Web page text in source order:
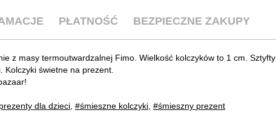
PŁATNOŚĆ BEZPIECZNE ZAKUPY
z masy termoutwardzalnej Fimo. Wielkość kolczyków to 1 cm. Sztyfty
świetne na prezent.
dla dzieci #śmieszne kolczyki #śmieszny prezent